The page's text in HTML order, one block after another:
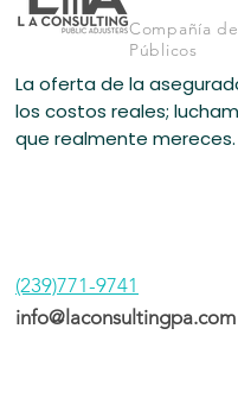
Compañía
Públicos
La oferta de la
los costos reales;
que realmente mereces.
(239)771-9741
info@laconsultingpa.com